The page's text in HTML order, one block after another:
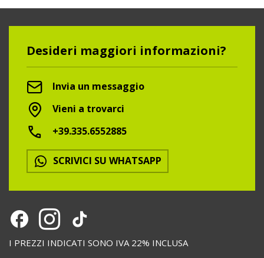
Desideri maggiori informazioni?
Invia un messaggio
Vieni a trovarci
+39.335.6552885
SCRIVICI SU WHATSAPP
I PREZZI INDICATI SONO IVA 22% INCLUSA